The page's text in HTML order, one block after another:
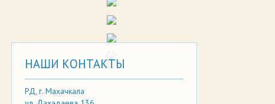
НАШИ КОНТАКТЫ
РД, г. Махачкала